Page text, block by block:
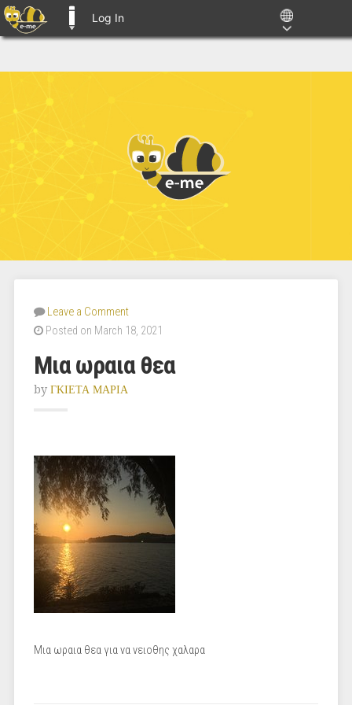
Log In
Leave a Comment
Posted on March 18, 2021
Μια ωραια θεα
by ΓΚΙΕΤΑ ΜΑΡΙΑ
Μια ωραια θεα για να νειοθης χαλαρα